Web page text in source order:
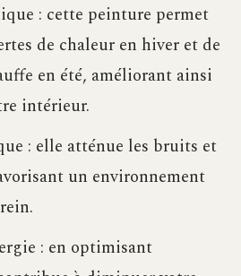
: cette peinture permet
de chaleur en hiver et de
en été, améliorant ainsi
intérieur.
: elle atténue les bruits et
un environnement
: en optimisant